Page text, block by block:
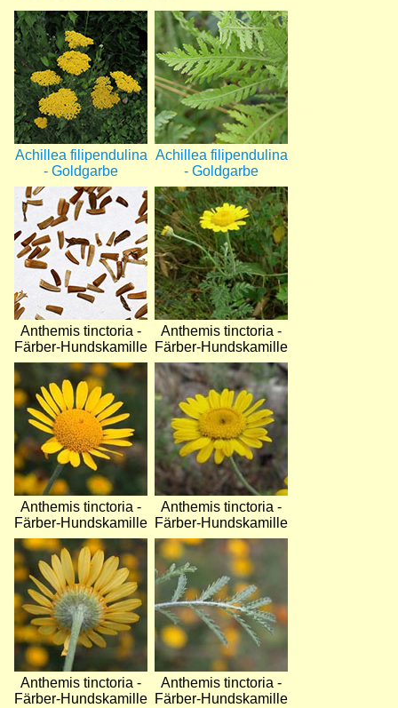
Bild
Achillea filipendulina
- Goldgarbe
Bild
Achillea filipendulina
- Goldgarbe
Bild
Anthemis tinctoria -
Färber-Hundskamille
Bild
Anthemis tinctoria -
Färber-Hundskamille
Bild
Anthemis tinctoria -
Färber-Hundskamille
Bild
Anthemis tinctoria -
Färber-Hundskamille
Bild
Anthemis tinctoria -
Färber-Hundskamille
Bild
Anthemis tinctoria -
Färber-Hundskamille